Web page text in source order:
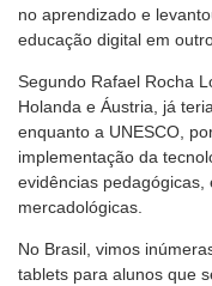
no aprendizado e
educação digital em
Segundo Rafael Rocha
Holanda e Áustria, já
enquanto a UNESCO,
implementação da
evidências
mercadológicas.
No Brasil, vimos
tablets para alunos que